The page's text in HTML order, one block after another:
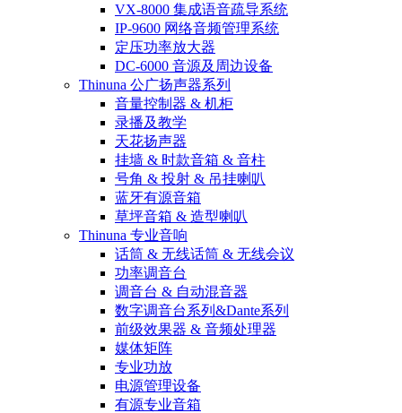
VX-8000 集成语音疏导系统
IP-9600 网络音频管理系统
定压功率放大器
DC-6000 音源及周边设备
Thinuna 公广扬声器系列
音量控制器 & 机柜
录播及教学
天花扬声器
挂墙 & 时款音箱 & 音柱
号角 & 投射 & 吊挂喇叭
蓝牙有源音箱
草坪音箱 & 造型喇叭
Thinuna 专业音响
话筒 & 无线话筒 & 无线会议
功率调音台
调音台 & 自动混音器
数字调音台系列&Dante系列
前级效果器 & 音频处理器
媒体矩阵
专业功放
电源管理设备
有源专业音箱